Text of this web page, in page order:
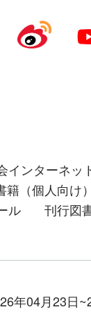
インターネッ
籍（個人向け）
ル 刊行図
年04月23日